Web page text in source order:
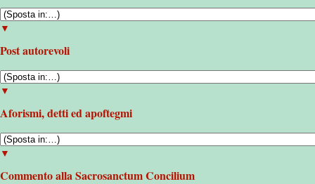
▼
Post autorevoli
▼
Aforismi, detti ed apoftegmi
▼
Commento alla Sacrosanctum Concilium